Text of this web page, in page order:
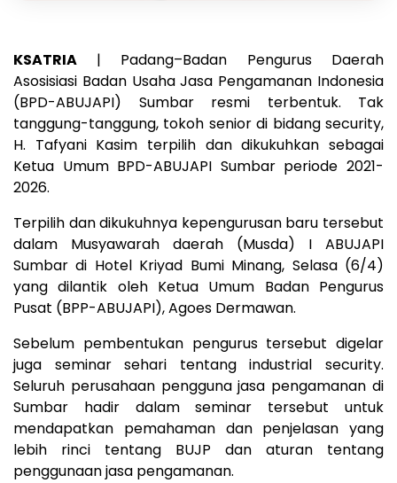
KSATRIA | Padang–Badan Pengurus Daerah
Asosisiasi Badan Usaha Jasa Pengamanan Indonesia
(BPD-ABUJAPI) Sumbar resmi terbentuk. Tak
tanggung-tanggung, tokoh senior di bidang security,
H. Tafyani Kasim terpilih dan dikukuhkan sebagai
Ketua Umum BPD-ABUJAPI Sumbar periode 2021-
2026.
Terpilih dan dikukuhnya kepengurusan baru tersebut
dalam Musyawarah daerah (Musda) I ABUJAPI
Sumbar di Hotel Kriyad Bumi Minang, Selasa (6/4)
yang dilantik oleh Ketua Umum Badan Pengurus
Pusat (BPP-ABUJAPI), Agoes Dermawan.
Sebelum pembentukan pengurus tersebut digelar
juga seminar sehari tentang industrial security.
Seluruh perusahaan pengguna jasa pengamanan di
Sumbar hadir dalam seminar tersebut untuk
mendapatkan pemahaman dan penjelasan yang
lebih rinci tentang BUJP dan aturan tentang
penggunaan jasa pengamanan.